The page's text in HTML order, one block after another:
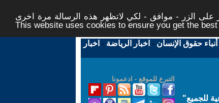
على الزر - موافق - لكي لاتظهر هذه الرسالة مرة اخرى -
This website uses cookies to ensure you get the
حقوق الإنسان - اخبار الرياضة - اخبار
التبرع للموقع - ادعمونا
للجميع"